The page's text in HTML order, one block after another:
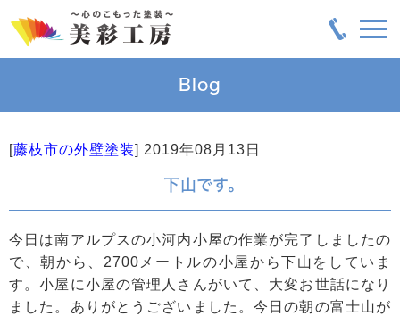
Blog
[藤枝市の外壁塗装] 2019年08月13日
下山です。
今日は南アルプスの小河内小屋の作業が完了しましたの
で、朝から、2700メートルの小屋から下山をしていま
す。小屋に小屋の管理人さんがいて、大変お世話になり
ました。ありがとうございました。今日の朝の富士山が